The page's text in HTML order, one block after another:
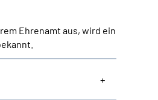
Ehrenamt aus, wird ein